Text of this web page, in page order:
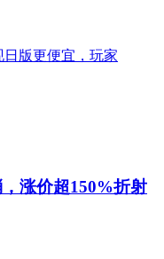
涨价超150%折射